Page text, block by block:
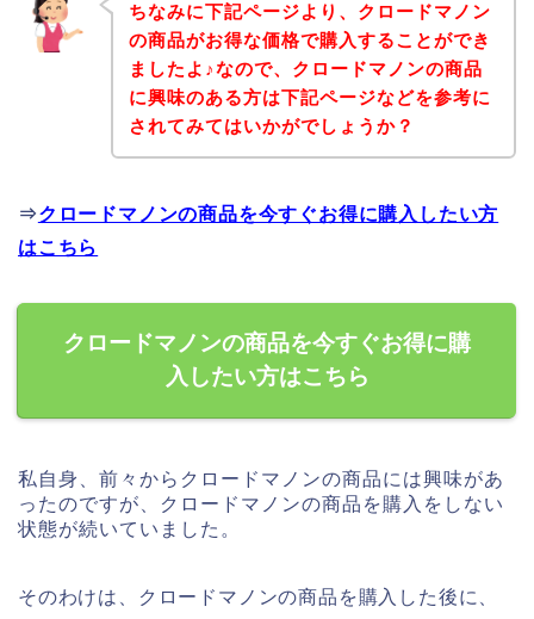
ちなみに下記ページより、クロードマノン
の商品がお得な価格で購入することができ
ましたよ♪なので、クロードマノンの商品
に興味のある方は下記ページなどを参考に
されてみてはいかがでしょうか？
⇒クロードマノンの商品を今すぐお得に購入したい方
はこちら
クロードマノンの商品を今すぐお得に購
入したい方はこちら
私自身、前々からクロードマノンの商品には興味があ
ったのですが、クロードマノンの商品を購入をしない
状態が続いていました。
そのわけは、クロードマノンの商品を購入した後に、